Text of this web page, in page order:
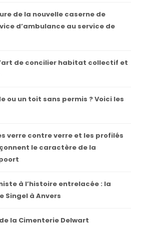
de la nouvelle caserne de
d’ambulance au service de
de concilier habitat collectif et
ou un toit sans permis ? Voici les
verre contre verre et les profilés
le caractère de la
à l’histoire entrelacée : la
Singel à Anvers
la Cimenterie Delwart